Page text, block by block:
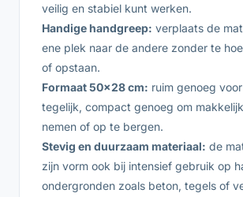
veilig en stabiel kunt werken.
Handige handgreep: verplaats de
ene plek naar de andere zonder te
of opstaan.
Formaat 50×28 cm: ruim genoeg
tegelijk, compact genoeg om
nemen of op te bergen.
Stevig en duurzaam materiaal: de
zijn vorm ook bij intensief gebruik op
ondergronden zoals beton, tegels of